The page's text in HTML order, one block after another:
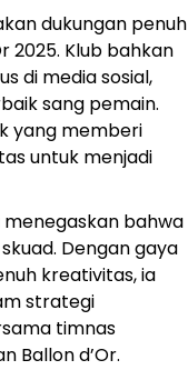
dukungan penuh
2025. Klub bahkan
di media sosial,
sang pemain.
yang memberi
untuk menjadi
menegaskan bahwa
Dengan gaya
kreativitas, ia
strategi
timnas
Ballon d’Or.